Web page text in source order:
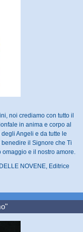
noi crediamo con tutto il
in anima e corpo al
Angeli e da tutte le
il Signore che Ti
e il nostro amore.
NOVENE, Editrice